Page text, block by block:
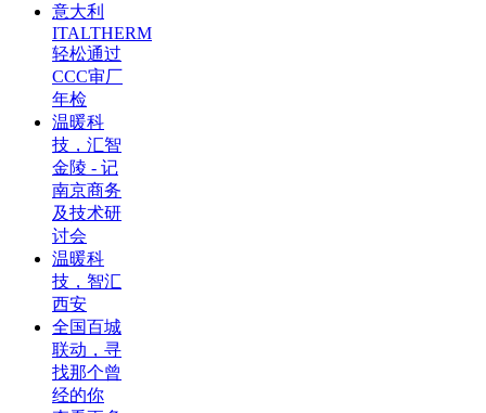
意大利
ITALTHERM
轻松通过
CCC审厂
年检
温暖科
技，汇智
金陵 - 记
南京商务
及技术研
讨会
温暖科
技，智汇
西安
全国百城
联动，寻
找那个曾
经的你